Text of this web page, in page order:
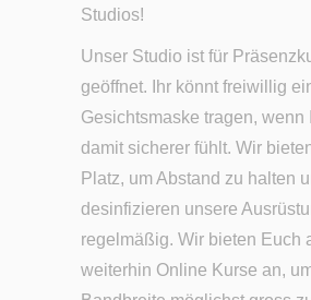
Studios!
Unser Studio ist für
geöffnet. Ihr könnt freiwillig
Gesichtsmaske tragen, wenn
damit sicherer fühlt. Wir
Platz, um Abstand zu halten
desinfizieren unsere
regelmäßig. Wir bieten Euch
weiterhin Online Kurse an,